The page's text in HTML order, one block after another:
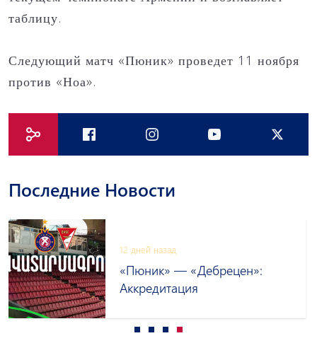
таблицу.
Следующий матч «Пюник» проведет 11 ноября
против «Ноа».
Последние Новости
12 дней назад
«Пюник» — «Дебрецен»:
Аккредитация